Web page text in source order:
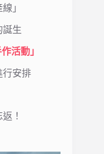
」
誕生
活動」
行安排
！